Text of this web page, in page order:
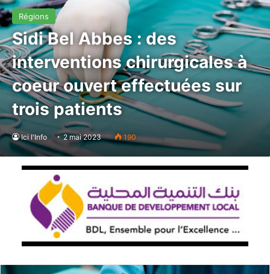
Régions
Sidi Bel Abbes : des
interventions chirurgicales à
coeur ouvert effectuées sur
trois patients
Ici l'Info 2 mai 2023 190